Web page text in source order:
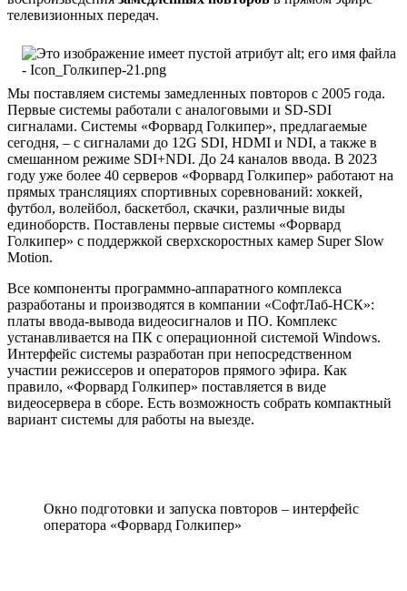
телевизионных передач.
Мы поставляем системы замедленных повторов с 2005 года.
Первые системы работали с аналоговыми и SD-SDI
сигналами. Системы «Форвард Голкипер», предлагаемые
сегодня, – с сигналами до 12G SDI, HDMI и NDI, а также в
смешанном режиме SDI+NDI. До 24 каналов ввода. В 2023
году уже более 40 серверов «Форвард Голкипер» работают на
прямых трансляциях спортивных соревнований: хоккей,
футбол, волейбол, баскетбол, скачки, различные виды
единоборств. Поставлены первые системы «Форвард
Голкипер» с поддержкой сверхскоростных камер Super Slow
Motion.
Все компоненты программно-аппаратного комплекса
разработаны и производятся в компании «СофтЛаб-НСК»:
платы ввода-вывода видеосигналов и ПО. Комплекс
устанавливается на ПК с операционной системой Windows.
Интерфейс системы разработан при непосредственном
участии режиссеров и операторов прямого эфира. Как
правило, «Форвард Голкипер» поставляется в виде
видеосервера в сборе. Есть возможность собрать компактный
вариант системы для работы на выезде.
Окно подготовки и запуска повторов – интерфейс
оператора «Форвард Голкипер»